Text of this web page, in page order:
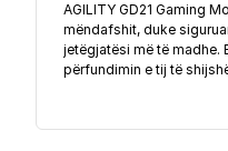
AGILITY GD21 Gaming
mëndafshit, duke
jetëgjatësi më të madhe.
përfundimin e tij të